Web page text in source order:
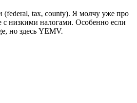
(federal, tax, county). Я молчу уже про
низкими налогами. Особенно если
но здесь YEMV.